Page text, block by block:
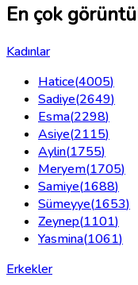
En çok
Kadınlar
Hatice(4005)
Sadiye(2649)
Esma(2298)
Asiye(2115)
Aylin(1755)
Meryem(1705)
Samiye(1688)
Sümeyye(1653)
Zeynep(1101)
Yasmina(1061)
Erkekler